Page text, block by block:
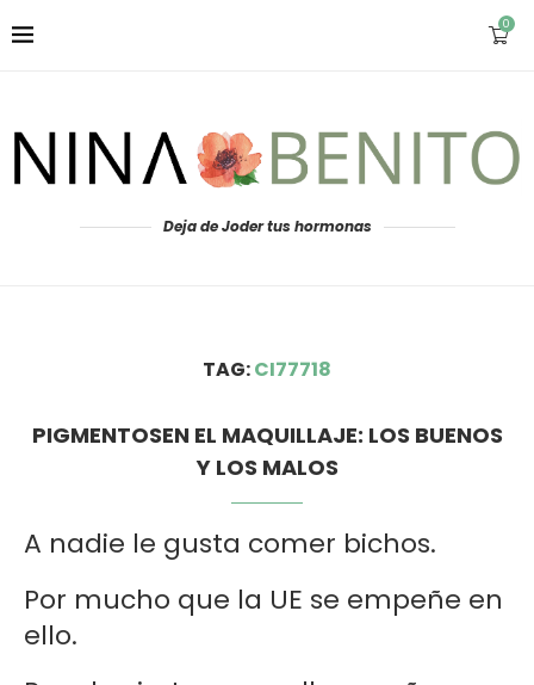
0
Deja de Joder tus hormonas
TAG:CI77718
PIGMENTOSEN EL MAQUILLAJE: LOS BUENOS
Y LOS MALOS
A nadie le gusta comer bichos.
Por mucho que la UE se empeñe en
ello.